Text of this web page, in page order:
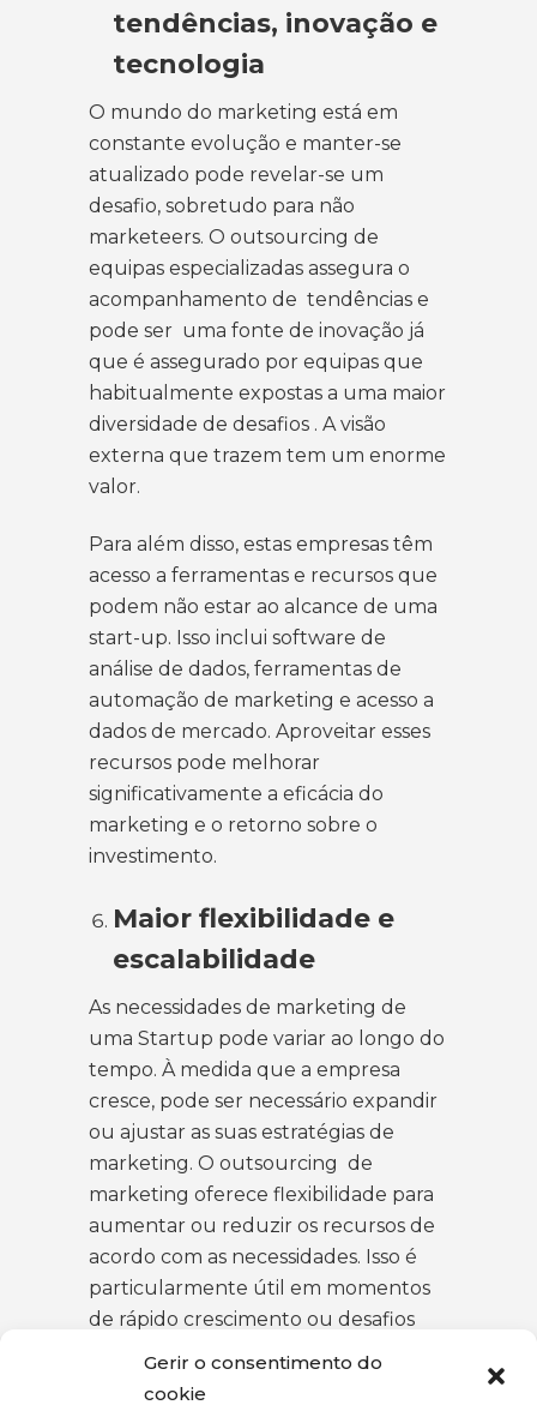
Gerir o consentimento do
cookie
tendências, inovação e
tecnologia
O mundo do marketing está em
constante evolução e manter-se
atualizado pode revelar-se um
desafio, sobretudo para não
marketeers. O outsourcing de
equipas especializadas assegura o
acompanhamento de tendências e
pode ser uma fonte de inovação já
que é assegurado por equipas que
habitualmente expostas a uma maior
diversidade de desafios . A visão
externa que trazem tem um enorme
valor.
Para além disso, estas empresas têm
acesso a ferramentas e recursos que
podem não estar ao alcance de uma
start-up. Isso inclui software de
análise de dados, ferramentas de
automação de marketing e acesso a
dados de mercado. Aproveitar esses
recursos pode melhorar
significativamente a eficácia do
marketing e o retorno sobre o
investimento.
Maior flexibilidade e
escalabilidade
As necessidades de marketing de
uma Startup pode variar ao longo do
tempo. À medida que a empresa
cresce, pode ser necessário expandir
ou ajustar as suas estratégias de
marketing. O outsourcing de
marketing oferece flexibilidade para
aumentar ou reduzir os recursos de
acordo com as necessidades. Isso é
particularmente útil em momentos
de rápido crescimento ou desafios
económicos.